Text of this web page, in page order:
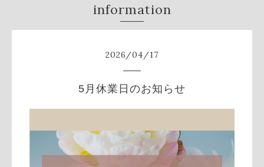
information
2026/04/17
5月休業日のお知らせ